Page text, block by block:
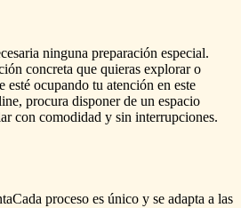
ninguna preparación especial.
concreta que quieras explorar o
esté ocupando tu atención en este
procura disponer de un espacio
con comodidad y sin interrupciones.
Cada proceso es único y se adapta a las